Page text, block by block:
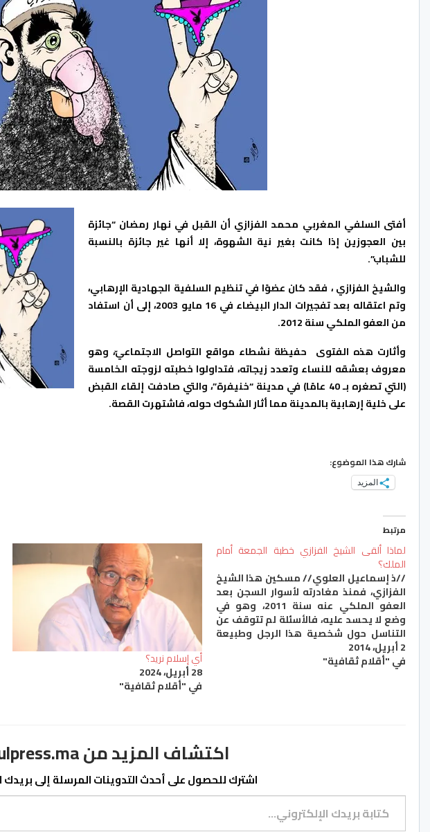
أفتى السلفي المغربي محمد الفزازي أن القبل في نهار رمضان “جائزة
بين العجوزين إذا كانت بغير نية الشهوة، إلا أنها غير جائزة بالنسبة
للشباب”.
والشيخ الفزازي ، فقد كان عضوًا في تنظيم السلفية الجهادية الإرهابي،
وتم اعتقاله بعد تفجيرات الدار البيضاء في 16 مايو 2003، إلى أن استفاد
من العفو الملكي سنة 2012.
وأثارت هذه الفتوى حفيظة نشطاء مواقع التواصل الاجتماعيّ، وهو
معروف بعشقه للنساء وتعدد زيجاته، فتداولوا خطبته لزوجته الخامسة
(التي تصغره بـ 40 عامًا) في مدينة “خنيفرة”، والتي صادفت إلقاء القبض
على خلية إرهابية بالمدينة مما أثار الشكوك حوله، فاشتهرت القصة.
شارك هذا الموضوع:
المزيد
مرتبط
لماذا ألقى الشيخ الفزازي خطبة الجمعة أمام
الملك؟
//ذ إسماعيل العلوي// مسكين هذا الشيخ
الفزازي، فمنذ مغادرته لأسوار السجن بعد
العفو الملكي عنه سنة 2011، وهو في
وضع لا يحسد عليه، فالأسئلة لم تتوقف عن
التناسل حول شخصية هذا الرجل وطبيعة
علاقته بالأجهزة الأمنية في المغرب، وظل
السؤال اللغز إعلاميا وسياسيا: هل ما وصل
إليه الشيخ من مواقف…
2 أبريل، 2014
في "أقلام ثقافية" أي إسلام نريد؟
28 أبريل، 2024
في "أقلام ثقافية"
اكتشاف المزيد من azulpress.ma
اشترك للحصول على أحدث التدوينات المرسلة إلى بريدك
كتابة بريدك الإلكتروني...